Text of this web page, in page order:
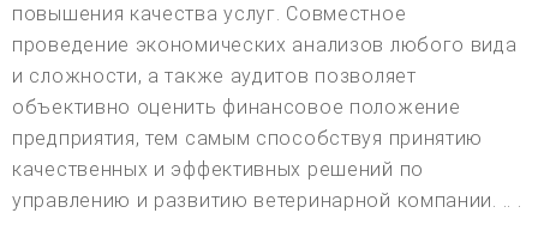
повышения качества услуг. Совместное
проведение экономических анализов любого вида
и сложности, а также аудитов позволяет
объективно оценить финансовое положение
предприятия, тем самым способствуя принятию
качественных и эффективных решений по
управлению и развитию ветеринарной компании. .. .